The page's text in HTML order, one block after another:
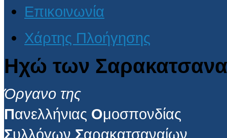
Επικοινωνία
Χάρτης Πλοήγησης
Ηχώ των
Όργανο της
Πανελλήνιας Ομοσπονδίας
Συλλόγων Σαρακατσαναίων